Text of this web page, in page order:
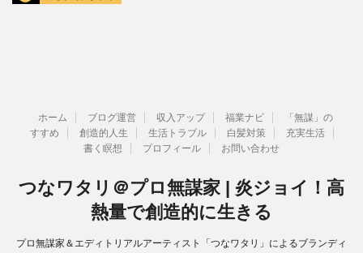
ホーム ブログ運営 収入アップ 福業ナビ
「無謀」の
すすめ
創造的人生 生活トラブル 白髪対策
充実生活
書く瞑想
プロフィール お問い合わせ
つなワタリ＠プロ無謀家 | 炎ジョイ！高
熱量で創造的に生きる
プロ無謀家＆エディトリアルアーティスト「つなワタリ」によるブランディ